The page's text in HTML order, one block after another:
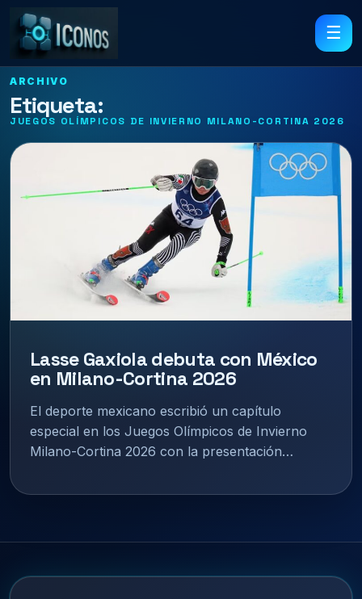
☰
ARCHIVO
Etiqueta:
JUEGOS OLÍMPICOS DE INVIERNO MILANO-CORTINA 2026
Lasse Gaxiola debuta con México
en Milano-Cortina 2026
El deporte mexicano escribió un capítulo
especial en los Juegos Olímpicos de Invierno
Milano-Cortina 2026 con la presentación…